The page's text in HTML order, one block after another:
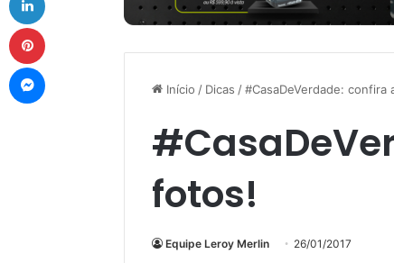
Início / Dicas /#CasaDeVerdade: confira
fotos!
Equipe Leroy Merlin 26/01/2017